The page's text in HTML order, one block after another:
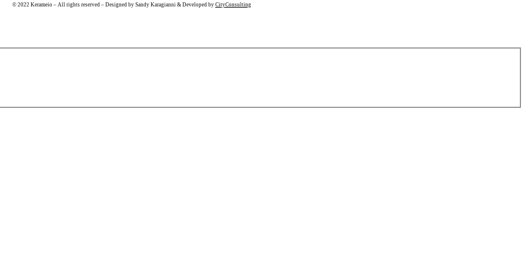
© 2022 Kerameio – All rights reserved – Designed by Sandy Karagianni & Developed by CityConsulting